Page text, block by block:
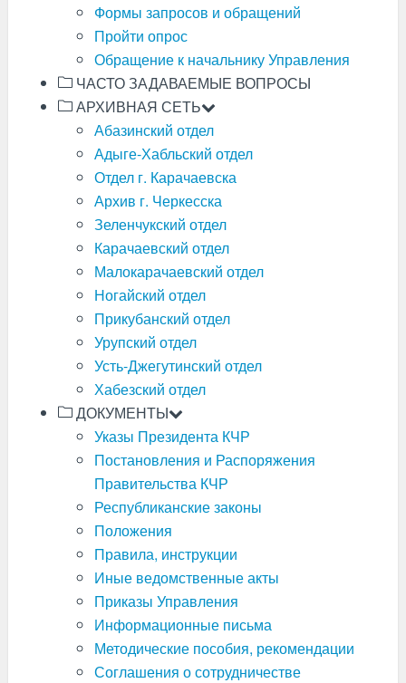
Формы запросов и обращений
Пройти опрос
Обращение к начальнику Управления
ЧАСТО ЗАДАВАЕМЫЕ ВОПРОСЫ
АРХИВНАЯ СЕТЬ
Абазинский отдел
Адыге-Хабльский отдел
Отдел г. Карачаевска
Архив г. Черкесска
Зеленчукский отдел
Карачаевский отдел
Малокарачаевский отдел
Ногайский отдел
Прикубанский отдел
Урупский отдел
Усть-Джегутинский отдел
Хабезский отдел
ДОКУМЕНТЫ
Указы Президента КЧР
Постановления и Распоряжения
Правительства КЧР
Республиканские законы
Положения
Правила, инструкции
Иные ведомственные акты
Приказы Управления
Информационные письма
Методические пособия, рекомендации
Соглашения о сотрудничестве